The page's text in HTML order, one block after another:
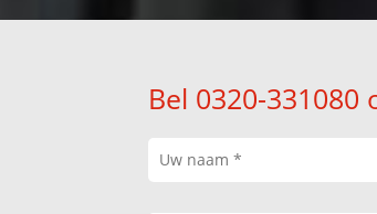
Bel 0320-